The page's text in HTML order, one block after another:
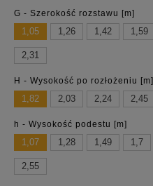
G - Szerokość rozstawu [m]
1,05 1,26 1,42 1,59
2,31
H - Wysokość po rozłożeniu [m]
1,82 2,03 2,24 2,45
h - Wysokość podestu [m]
1,07 1,28 1,49 1,7
2,55